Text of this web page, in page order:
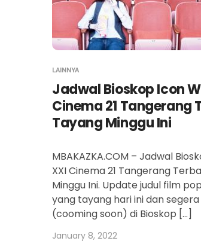
LAINNYA
Jadwal Bioskop Icon
Cinema 21 Tangerang
Tayang Minggu Ini
MBAKAZKA.COM – Jadwal
XXI Cinema 21 Tangerang
Minggu Ini. Update judul film
yang tayang hari ini dan
(cooming soon) di Bioskop […]
January 8, 2022